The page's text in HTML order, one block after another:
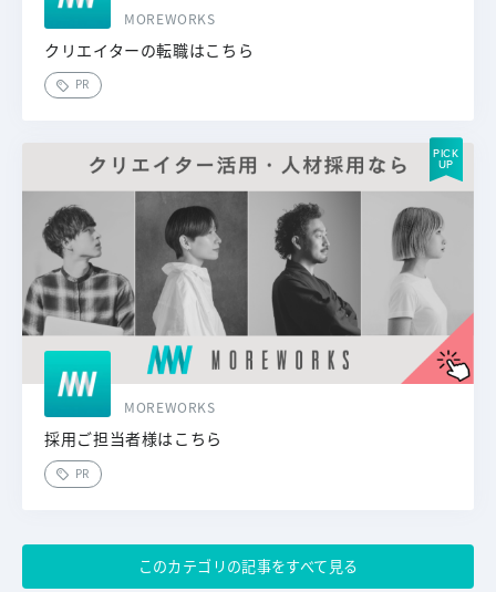
MOREWORKS
クリエイターの転職はこちら
PR
MOREWORKS
採用ご担当者様はこちら
PR
このカテゴリの記事をすべて見る